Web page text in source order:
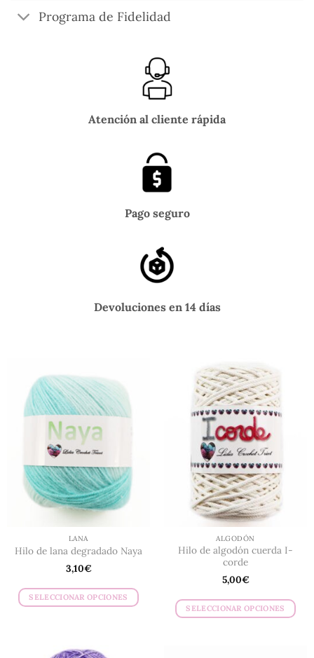
Programa de Fidelidad
Atención al cliente rápida
Pago seguro
Devoluciones en 14 días
LANA
Hilo de lana degradado Naya
3,10€
SELECCIONAR OPCIONES
ALGODÓN
Hilo de algodón cuerda I-
corde
5,00€
SELECCIONAR OPCIONES